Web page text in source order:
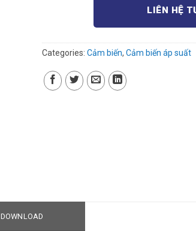
LIÊN HỆ
Categories:Cảm biến,Cảm biến áp suất
DOWNLOAD